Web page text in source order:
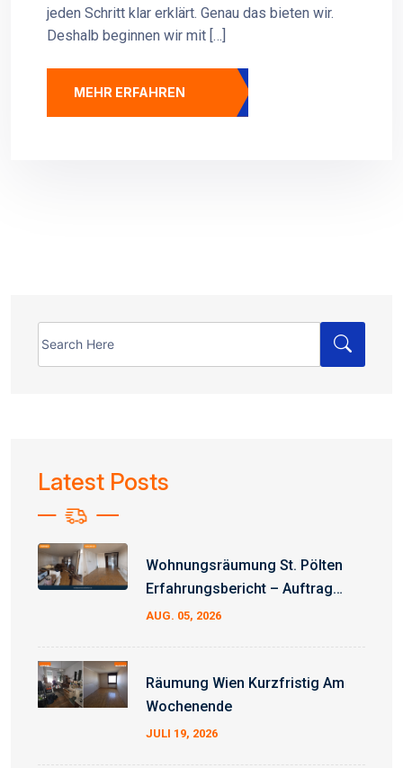
jeden Schritt klar erklärt. Genau das bieten wir.
Deshalb beginnen wir mit […]
MEHR ERFAHREN
Latest Posts
Wohnungsräumung St. Pölten
Erfahrungsbericht – Auftrag
Erfolgreich Abgeschlossen
AUG. 05, 2026
Räumung Wien Kurzfristig Am
Wochenende
JULI 19, 2026